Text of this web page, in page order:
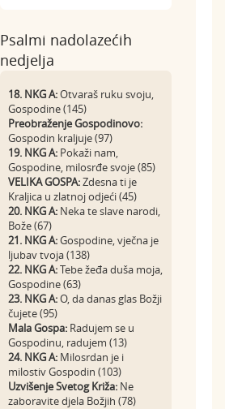
Psalmi nadolazećih
nedjelja
18. NKG A:Otvaraš ruku svoju,
Gospodine (145)
Preobraženje Gospodinovo:
Gospodin kraljuje (97)
19. NKG A: Pokaži nam,
Gospodine, milosrđe svoje (85)
VELIKA GOSPA:Zdesna ti je
Kraljica u zlatnoj odjeći (45)
20. NKG A: Neka te slave narodi,
Bože (67)
21. NKG A:Gospodine, vječna je
ljubav tvoja (138)
22. NKG A:Tebe žeđa duša moja,
Gospodine (63)
23. NKG A:O, da danas glas Božji
čujete (95)
Mala Gospa: Radujem se u
Gospodinu, radujem (13)
24. NKG A: Milosrdan je i
milostiv Gospodin (103)
Uzvišenje Svetog Križa: Ne
zaboravite djela Božjih (78)